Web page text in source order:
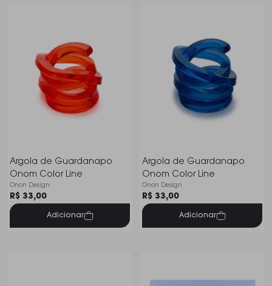
Argola de Guardanapo
Onom Color Line
Onon Design
R$ 33,00
Adicionar
Argola de Guardanapo
Onom Color Line
Onon Design
R$ 33,00
Adicionar